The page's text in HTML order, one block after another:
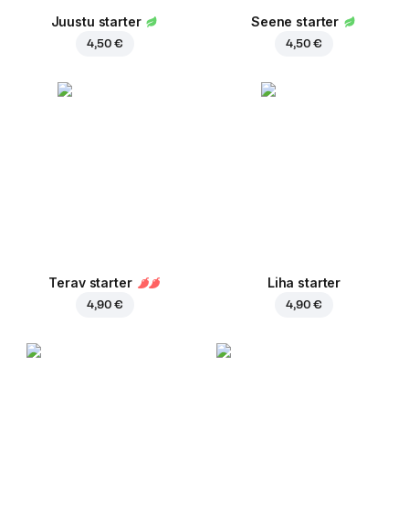
Juustu starter
4,50 €
Seene starter
4,50 €
Terav starter
4,90 €
Liha starter
4,90 €